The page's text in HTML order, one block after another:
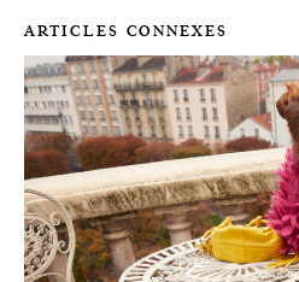
ARTICLES CONNEXES